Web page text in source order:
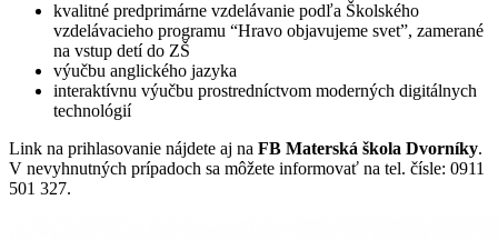
kvalitné predprimárne vzdelávanie podľa Školského
vzdelávacieho programu “Hravo objavujeme svet”, zamerané
na vstup detí do ZŠ
výučbu anglického jazyka
interaktívnu výučbu prostredníctvom moderných digitálnych
technológií
Link na prihlasovanie nájdete aj na FB Materská škola Dvorníky.
V nevyhnutných prípadoch sa môžete informovať na tel. čísle: 0911
501 327.